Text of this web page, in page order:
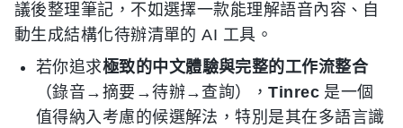
議後整理筆記，不如選擇一款能理解語音內容、自
動生成結構化待辦清單的 AI 工具。
若你追求極致的中文體驗與完整的工作流整合
（錄音→摘要→待辦→查詢），Tinrec 是一個
值得納入考慮的候選解法，特別是其在多語言識